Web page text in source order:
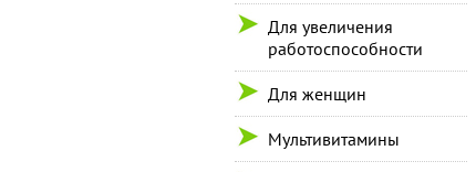
Для увеличения
работоспособности
Для женщин
Мультивитамины